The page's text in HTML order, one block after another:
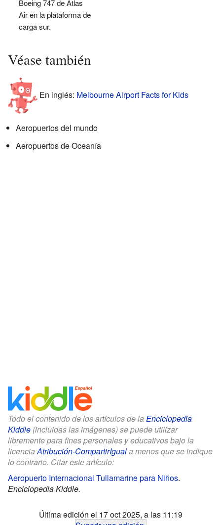
Boeing 747 de Atlas
Air en la plataforma de
carga sur.
Véase también
En inglés: Melbourne Airport Facts for Kids
Aeropuertos del mundo
Aeropuertos de Oceanía
Todo el contenido de los artículos de la Enciclopedia
Kiddle (incluidas las imágenes) se puede utilizar
libremente para fines personales y educativos bajo la
licenciaAtribución-CompartirIguala menos que se indique
lo contrario. Citar este artículo:
Aeropuerto Internacional Tullamarine para Niños.
Enciclopedia Kiddle.
Última edición el 17 oct 2025, a las 11:19